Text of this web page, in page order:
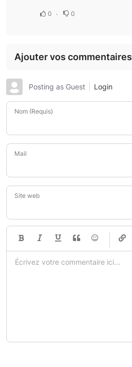
0 0
Ajouter vos commentaires
Posting as Guest Login
Nom (Requis)
Mail
Site web
-
-
-